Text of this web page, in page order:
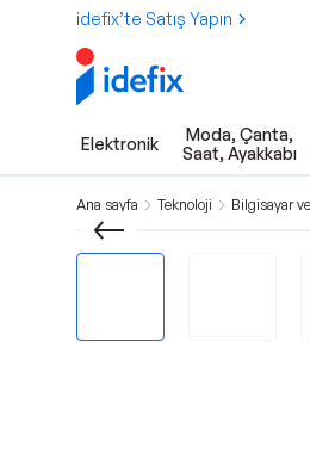
idefix’te Satış Yapın
Elektronik
Moda, Çanta,
Saat, Ayakkabı
Ana sayfa Teknoloji Bilgisayar